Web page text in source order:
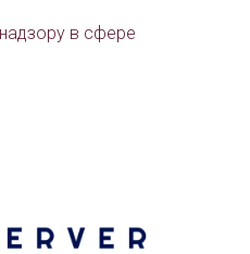
в сфере